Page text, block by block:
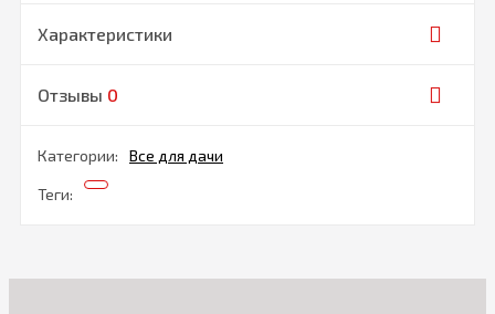
Характеристики
Отзывы 0
Категории: Все для дачи
Теги: